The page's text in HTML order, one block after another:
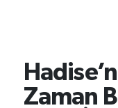
Zaman